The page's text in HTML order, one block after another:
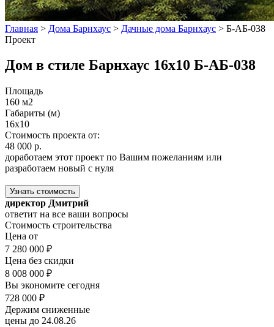
Главная > Дома Барнхаус > Дачные дома Барнхаус > Б-АБ-038
Проект
Дом в стиле Барнхаус 16x10 Б-АБ-038
Площадь
160 м2
Габариты (м)
16x10
Стоимость проекта от:
48 000 р.
доработаем этот проект по Вашим пожеланиям или
разработаем новый с нуля
Узнать стоимость
директор Дмитрий
ответит на все ваши вопросы
Стоимость строительства
Цена от
7 280 000 ₽
Цена без скидки
8 008 000 ₽
Вы экономите сегодня
728 000 ₽
Держим сниженные
цены до 24.08.26